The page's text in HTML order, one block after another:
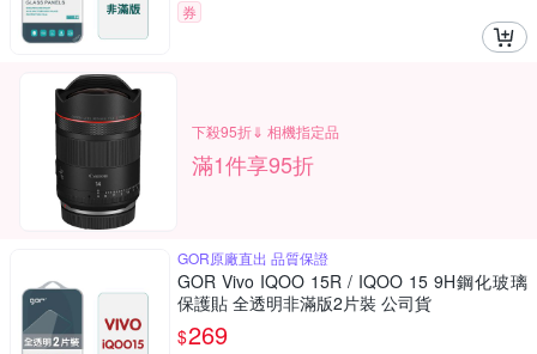
券
下殺95折⇓ 相機指定品
滿1件享95折
GOR原廠直出 品質保證
GOR Vivo IQOO 15R / IQOO 15 9H鋼化玻璃
保護貼 全透明非滿版2片裝 公司貨
$269